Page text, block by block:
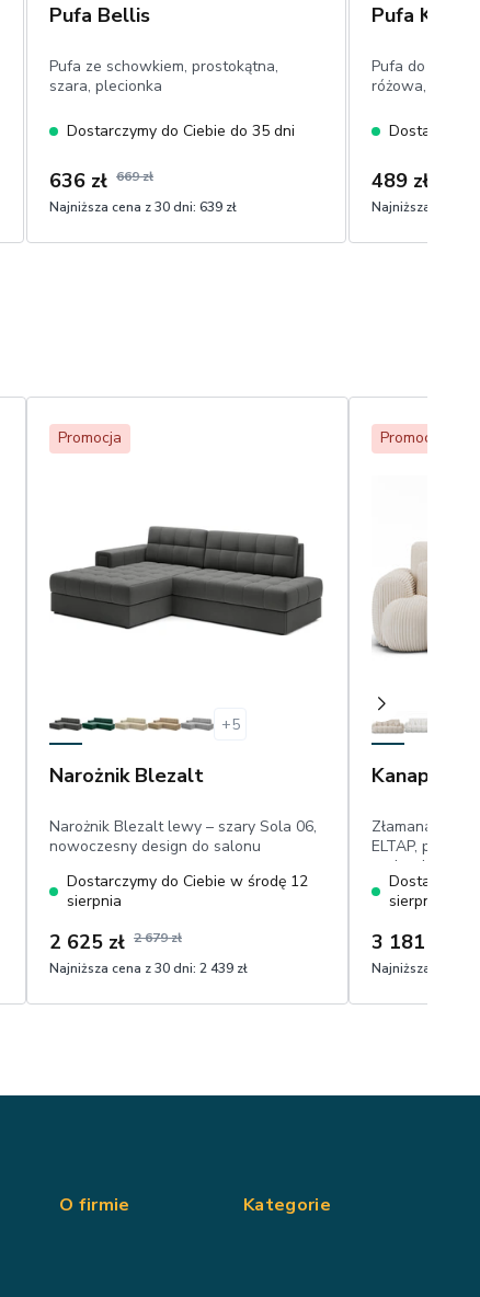
Pufa Bellis
Pufa ze schowkiem, prostokątna,
szara, plecionka
Dostarczymy do Ciebie do 35 dni
636 zł 669 zł
Najniższa cena z 30 dni: 639 zł
Pufa Kelim
Pufa do
różowa, velvet
489 zł
Najniższa cena z
Promocja
+5
Narożnik Blezalt
Narożnik Blezalt lewy – szary Sola 06,
nowoczesny design do salonu
Dostarczymy do Ciebie w środę 12
sierpnia
2 625 zł 2 679 zł
Najniższa cena z 30 dni: 2 439 zł
Promocja
Kanapa
Złamana Biel
ELTAP,
poduszkami,
× 190 cm,
sierpnia
3 181 zł
Najniższa cena z
O firmie Kategorie